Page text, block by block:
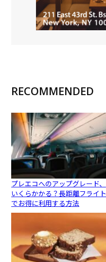
RECOMMENDED
プレエコへのアップグレード、
いくらかかる？長距離フライト
でお得に利用する方法